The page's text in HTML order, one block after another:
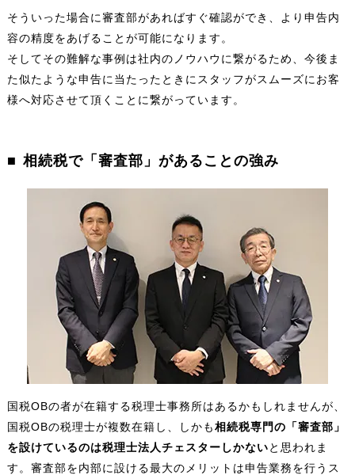
そういった場合に審査部があればすぐ確認ができ、より申告内
容の精度をあげることが可能になります。
そしてその難解な事例は社内のノウハウに繋がるため、今後ま
た似たような申告に当たったときにスタッフがスムーズにお客
様へ対応させて頂くことに繋がっています。
相続税で「審査部」があることの強み
国税OBの者が在籍する税理士事務所はあるかもしれませんが、
国税OBの税理士が複数在籍し、しかも相続税専門の「審査部」
を設けているのは税理士法人チェスターしかないと思われま
す。審査部を内部に設ける最大のメリットは申告業務を行うス